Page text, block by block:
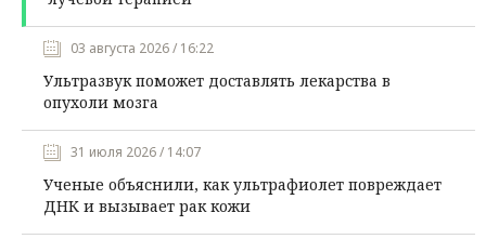
03 августа 2026 / 16:22
Ультразвук поможет доставлять лекарства в
опухоли мозга
31 июля 2026 / 14:07
Ученые объяснили, как ультрафиолет повреждает
ДНК и вызывает рак кожи